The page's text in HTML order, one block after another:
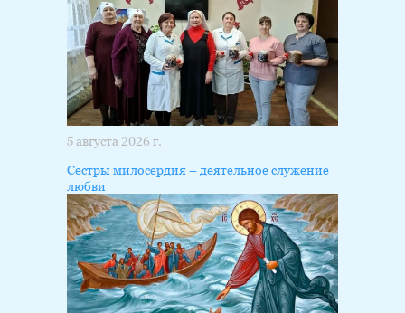
5 августа 2026 г.
Сестры милосердия – деятельное служение
любви